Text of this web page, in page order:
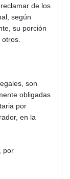
de los
según
su porción
son
obligadas
por
en la
por